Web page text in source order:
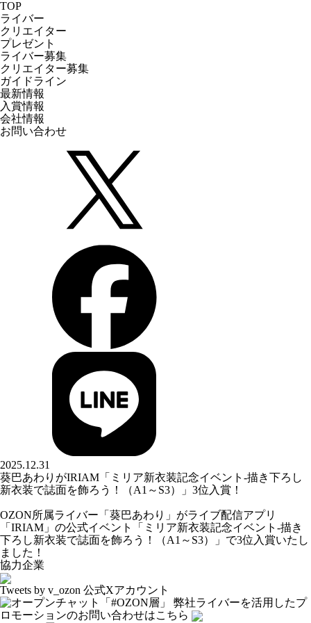
TOP
ライバー
クリエイター
プレゼント
ライバー募集
クリエイター募集
ガイドライン
最新情報
入賞情報
会社情報
お問い合わせ
2025.12.31
葵巴あわりがIRIAM「ミリア新衣装記念イベント-描き下ろし
新衣装で誌面を飾ろう！（A1～S3）」3位入賞！
OZON所属ライバー「 葵巴あわり 」がライブ配信アプリ
「IRIAM」の公式イベント「ミリア新衣装記念イベント-描き
下ろし新衣装で誌面を飾ろう！（A1～S3）」で3位入賞いたし
ました！
協力企業
Tweets by v_ozon 公式Xアカウント
弊社ライバーを活用したプ
ロモーションのお問い合わせはこちら